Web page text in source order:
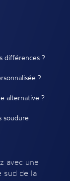
différences ?
?
alternative ?
soudure
avec une
sud de la